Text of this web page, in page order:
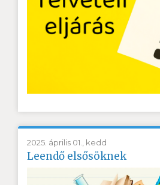
2025. április 01., kedd
Leendő elsősöknek